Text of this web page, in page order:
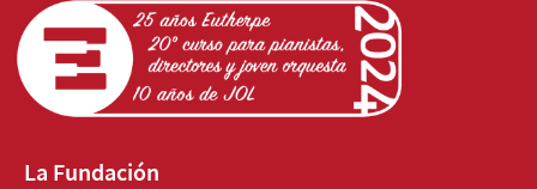
La Fundación